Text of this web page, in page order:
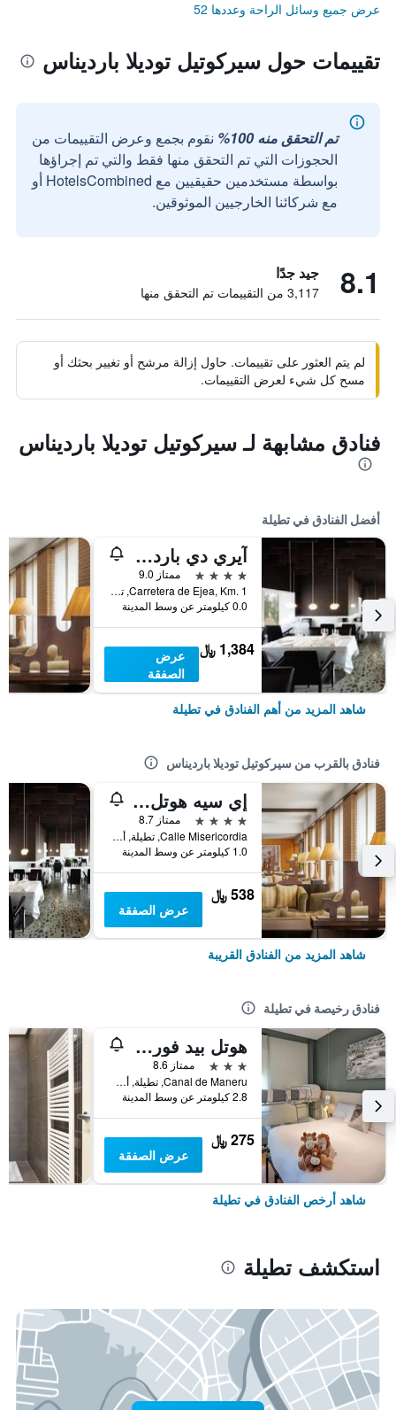
عرض جميع وسائل الراحة وعددها 52
تقييمات حول سيركوتيل توديلا بارديناس
تم التحقق منه 100%
نقوم بجمع وعرض التقييمات من
الحجوزات التي تم التحقق منها فقط والتي تم إجراؤها
بواسطة مستخدمين حقيقيين مع HotelsCombined أو
مع شركائنا الخارجيين الموثوقين.
8.1 جيد جدًا
3,117 من التقييمات تم التحقق منها
لم يتم العثور على تقييمات. حاول إزالة مرشح أو تغيير بحثك أو
مسح كل شيء لعرض التقييمات.
فنادق مشابهة لـ سيركوتيل توديلا بارديناس
أفضل الفنادق في تطيلة
آيري دي بارديناس
4 نجوم
ممتاز 9.0
Carretera de Ejea, Km. 1, تطيلة, أسبانيا
0.0 كيلومتر عن وسط المدينة
1,384 ﷼
عرض
الصفقة
شاهد المزيد من أهم الفنادق في تطيلة
فنادق بالقرب من سيركوتيل توديلا بارديناس
إي سيه هوتل سيوداد دو توديلا باي ماريوت
4 نجوم
ممتاز 8.7
Calle Misericordia, تطيلة, أسبانيا
1.0 كيلومتر عن وسط المدينة
538 ﷼
عرض الصفقة
شاهد المزيد من الفنادق القريبة
فنادق رخيصة في تطيلة
هوتل بيد فور يو توديلا
3 نجوم
ممتاز 8.6
Canal de Maneru, تطيلة, أسبانيا
2.8 كيلومتر عن وسط المدينة
275 ﷼
عرض الصفقة
شاهد أرخص الفنادق في تطيلة
استكشف تطيلة